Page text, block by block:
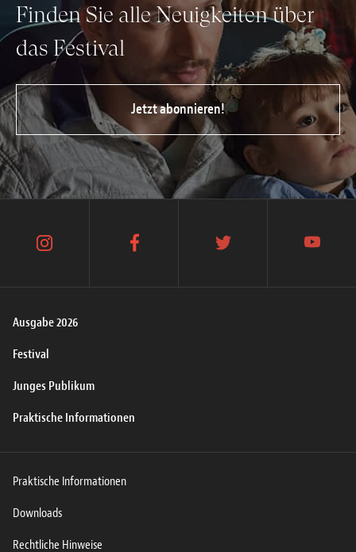
Finden Sie alle Neuigkeiten über
das Festival
Jetzt abonnieren!
Ausgabe 2026
Festival
Junges Publikum
Praktische Informationen
instagram facebook twitter youtube
Praktische Informationen
Downloads
Rechtliche Hinweise